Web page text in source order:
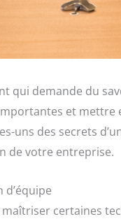
qui demande du
et
uns des secrets
de votre entreprise.
certaines